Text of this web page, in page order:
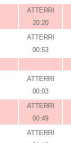
ATTERRI
20:20
ATTERRI
00:53
ATTERRI
00:03
ATTERRI
00:49
ATTERRI